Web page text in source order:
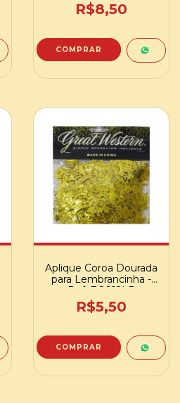
R$8,50
Aplique Coroa Dourada
para Lembrancinha -
Ref. F 2012LP
R$5,50